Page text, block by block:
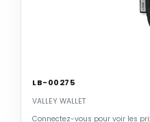
LB-00275
VALLEY WALLET
Connectez-vous pour voir les